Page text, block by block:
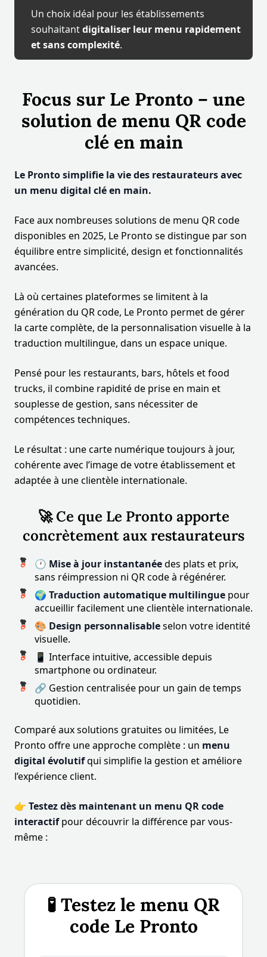
Un choix idéal pour les établissements
souhaitantdigitaliser leur menu rapidement
et sans complexité.
Focus sur Le Pronto – une
solution de menu QR code
clé en main
Le Pronto simplifie la vie des restaurateurs avec
un menu digital clé en main.
Face aux nombreuses solutions de menu QR code
disponibles en 2025, Le Pronto se distingue par son
équilibre entre simplicité, design et fonctionnalités
avancées.
Là où certaines plateformes se limitent à la
génération du QR code, Le Pronto permet de gérer
la carte complète, de la personnalisation visuelle à la
traduction multilingue, dans un espace unique.
Pensé pour les restaurants, bars, hôtels et food
trucks, il combine rapidité de prise en main et
souplesse de gestion, sans nécessiter de
compétences techniques.
Le résultat : une carte numérique toujours à jour,
cohérente avec l’image de votre établissement et
adaptée à une clientèle internationale.
🚀 Ce que Le Pronto apporte
concrètement aux restaurateurs
🕐 Mise à jour instantanéedes plats et prix,
sans réimpression ni QR code à régénérer.
🌍 Traduction automatique multilingue pour
accueillir facilement une clientèle internationale.
🎨 Design personnalisableselon votre identité
visuelle.
📱 Interface intuitive, accessible depuis
smartphone ou ordinateur.
🔗 Gestion centralisée pour un gain de temps
quotidien.
Comparé aux solutions gratuites ou limitées, Le
Pronto offre une approche complète : un menu
digital évolutifqui simplifie la gestion et améliore
l’expérience client.
👉 Testez dès maintenant un menu QR code
interactifpour découvrir la différence par vous-
même :
🧪 Testez le menu QR
code Le Pronto